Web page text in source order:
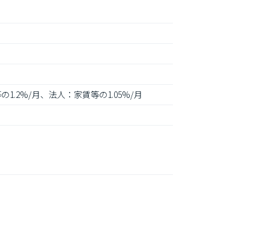
1.2%/月、法人：家賃等の1.05%/月